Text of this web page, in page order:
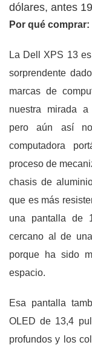
dólares, antes
Por qué comprar:
La Dell XPS 13
sorprendente
marcas de
nuestra mirada a
pero aún así
computadora
proceso de
chasis de
que es más
una pantalla de
cercano al de
porque ha sido
espacio.
Esa pantalla
OLED de 13,4
profundos y los